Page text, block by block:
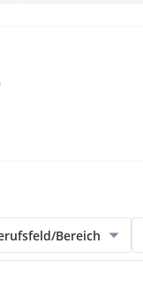
Bereich